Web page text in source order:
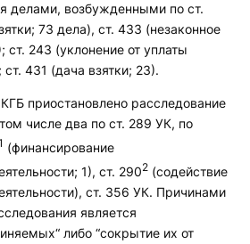
делами, возбужденными по ст.
73 дела), ст. 433 (незаконное
ст. 243 (уклонение от уплаты
431 (дача взятки; 23).
приостановлено расследование
числе два по ст. 289 УК, по
(финансирование
1), ст. 2902 (содействие
ст. 356 УК. Причинами
является
либо “сокрытие их от